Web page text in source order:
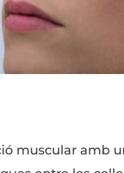
muscular amb